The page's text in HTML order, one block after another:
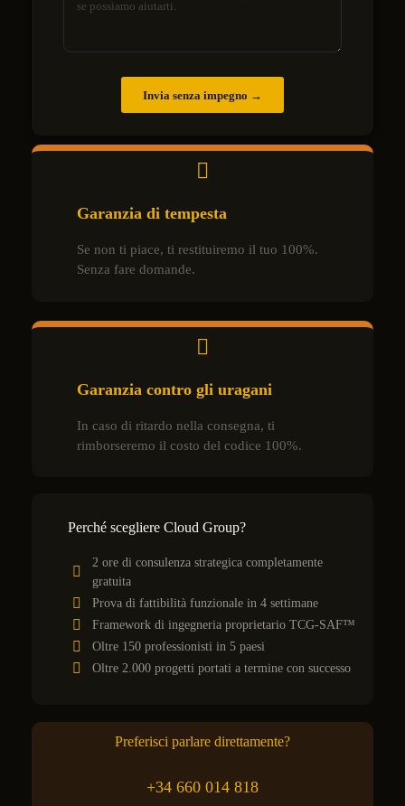
Invia senza impegno →
Garanzia di tempesta
Se non ti piace, ti restituiremo il tuo 100%.
Senza fare domande.
Garanzia contro gli uragani
In caso di ritardo nella consegna, ti
rimborseremo il costo del codice 100%.
Perché scegliere Cloud Group?
2 ore di consulenza strategica completamente
gratuita
Prova di fattibilità funzionale in 4 settimane
Framework di ingegneria proprietario TCG-SAF™
Oltre 150 professionisti in 5 paesi
Oltre 2.000 progetti portati a termine con successo
Preferisci parlare direttamente?
+34 660 014 818